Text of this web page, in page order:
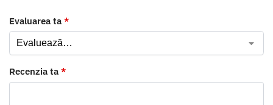
Evaluarea ta *
Recenzia ta *